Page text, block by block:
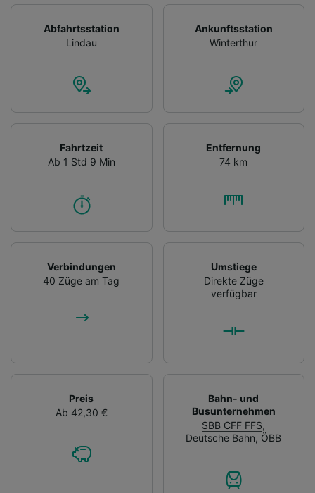
Abfahrtsstation
Lindau
Ankunftsstation
Winterthur
Fahrtzeit
Ab 1 Std 9 Min
Entfernung
74 km
Verbindungen
40 Züge am Tag
Umstiege
Direkte Züge
verfügbar
Preis
Ab 42,30 €
Bahn- und
Busunternehmen
SBB CFF FFS,
Deutsche Bahn, ÖBB